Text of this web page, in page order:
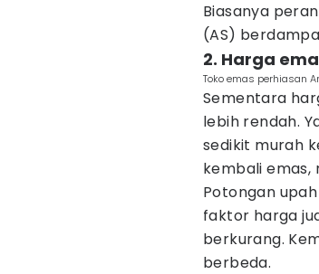
Biasanya
(AS)
2. Harga
Toko emas perhiasan
Sementara
lebih rendah.
sedikit murah
kembali emas,
Potongan
faktor harga
berkurang.
berbeda.